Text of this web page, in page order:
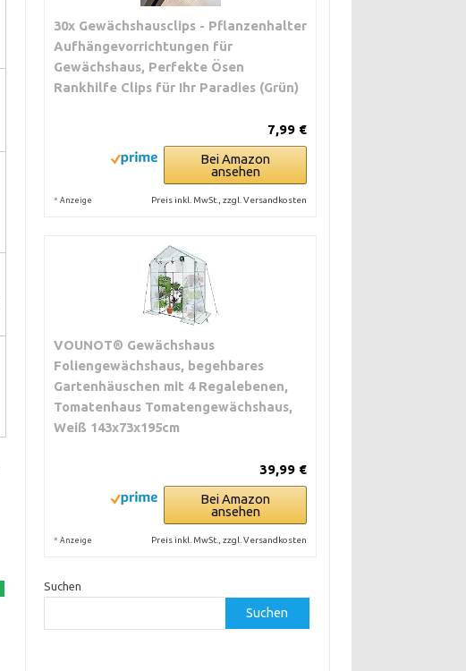
30x Gewächshausclips - Pflanzenhalter
Aufhängevorrichtungen für
Gewächshaus, Perfekte Ösen
Rankhilfe Clips für Ihr Paradies (Grün)
7,99 €
Bei Amazon
ansehen
* Anzeige Preis inkl. MwSt., zzgl. Versandkosten
VOUNOT® Gewächshaus
Foliengewächshaus, begehbares
Gartenhäuschen mit 4 Regalebenen,
Tomatenhaus Tomatengewächshaus,
Weiß 143x73x195cm
39,99 €
Bei Amazon
ansehen
* Anzeige Preis inkl. MwSt., zzgl. Versandkosten
Suchen
Suchen